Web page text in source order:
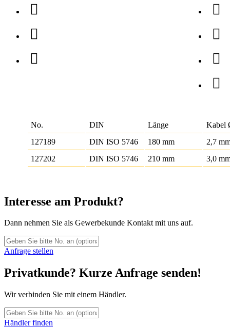
No. DIN Länge
Kabel
127189
DIN ISO 5746 180 mm
2,7
127202
DIN ISO 5746 210 mm 3,0
Interesse am Produkt?
Dann nehmen Sie als Gewerbekunde Kontakt mit uns auf.
Anfrage stellen
Privatkunde? Kurze Anfrage senden!
Wir verbinden Sie mit einem Händler.
Händler finden